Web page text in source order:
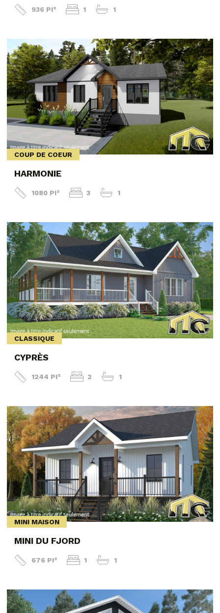
936 PI² 1 1
COUP DE COEUR
HARMONIE
1080 PI² 3 1
CLASSIQUE
CYPRÈS
1244 PI² 2 1
MINI MAISON
MINI DU FJORD
676 PI² 1 1